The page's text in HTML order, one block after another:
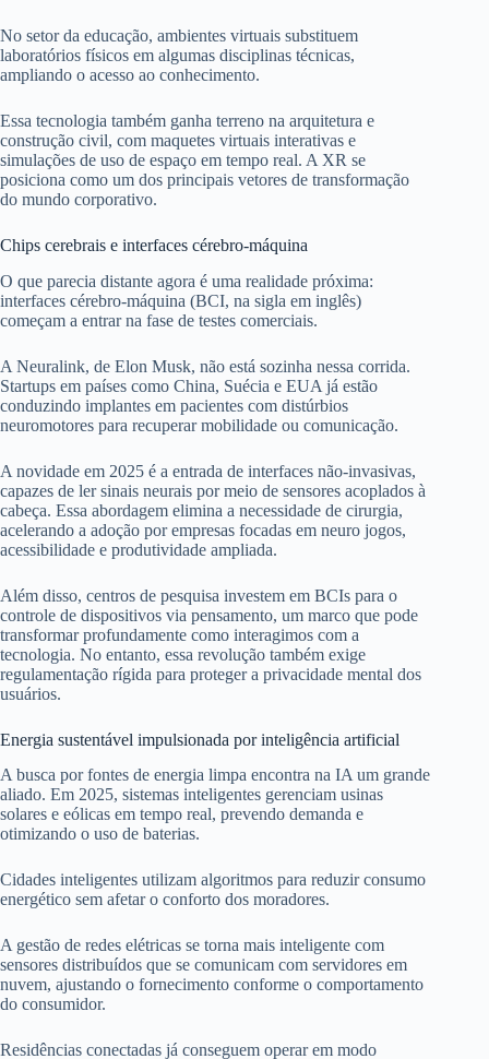
No setor da educação, ambientes virtuais substituem
laboratórios físicos em algumas disciplinas técnicas,
ampliando o acesso ao conhecimento.
Essa tecnologia também ganha terreno na arquitetura e
construção civil, com maquetes virtuais interativas e
simulações de uso de espaço em tempo real. A XR se
posiciona como um dos principais vetores de transformação
do mundo corporativo.
Chips cerebrais e interfaces cérebro-máquina
O que parecia distante agora é uma realidade próxima:
interfaces cérebro-máquina (BCI, na sigla em inglês)
começam a entrar na fase de testes comerciais.
A Neuralink, de Elon Musk, não está sozinha nessa corrida.
Startups em países como China, Suécia e EUA já estão
conduzindo implantes em pacientes com distúrbios
neuromotores para recuperar mobilidade ou comunicação.
A novidade em 2025 é a entrada de interfaces não-invasivas,
capazes de ler sinais neurais por meio de sensores acoplados à
cabeça. Essa abordagem elimina a necessidade de cirurgia,
acelerando a adoção por empresas focadas em neuro jogos,
acessibilidade e produtividade ampliada.
Além disso, centros de pesquisa investem em BCIs para o
controle de dispositivos via pensamento, um marco que pode
transformar profundamente como interagimos com a
tecnologia. No entanto, essa revolução também exige
regulamentação rígida para proteger a privacidade mental dos
usuários.
Energia sustentável impulsionada por inteligência artificial
A busca por fontes de energia limpa encontra na IA um grande
aliado. Em 2025, sistemas inteligentes gerenciam usinas
solares e eólicas em tempo real, prevendo demanda e
otimizando o uso de baterias.
Cidades inteligentes utilizam algoritmos para reduzir consumo
energético sem afetar o conforto dos moradores.
A gestão de redes elétricas se torna mais inteligente com
sensores distribuídos que se comunicam com servidores em
nuvem, ajustando o fornecimento conforme o comportamento
do consumidor.
Residências conectadas já conseguem operar em modo